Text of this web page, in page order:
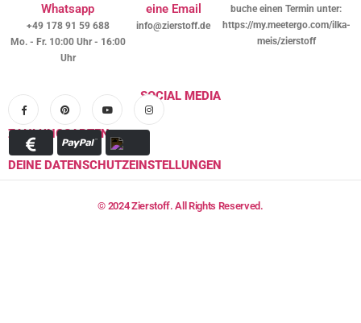
Whatsapp
+49 178 91 59 688
Mo. - Fr. 10:00 Uhr - 16:00
Uhr
eine Email
info@zierstoff.de
buche einen Termin unter:
https://my.meetergo.com/ilka-
meis/zierstoff
SOCIAL MEDIA
ZAHLUNGSARTEN
DEINE DATENSCHUTZEINSTELLUNGEN
© 2024 Zierstoff. All Rights Reserved.